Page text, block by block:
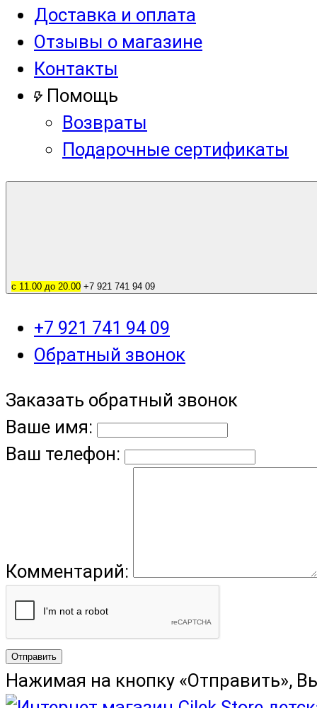
Доставка и оплата
Отзывы о магазине
Контакты
Помощь
Возвраты
Подарочные сертификаты
с 11.00 до 20.00 +7 921 741 94 09
+7 921 741 94 09
Обратный звонок
Заказать обратный звонок
Ваше имя:
Ваш телефон:
Комментарий:
Отправить
Нажимая на кнопку «Отправить»,